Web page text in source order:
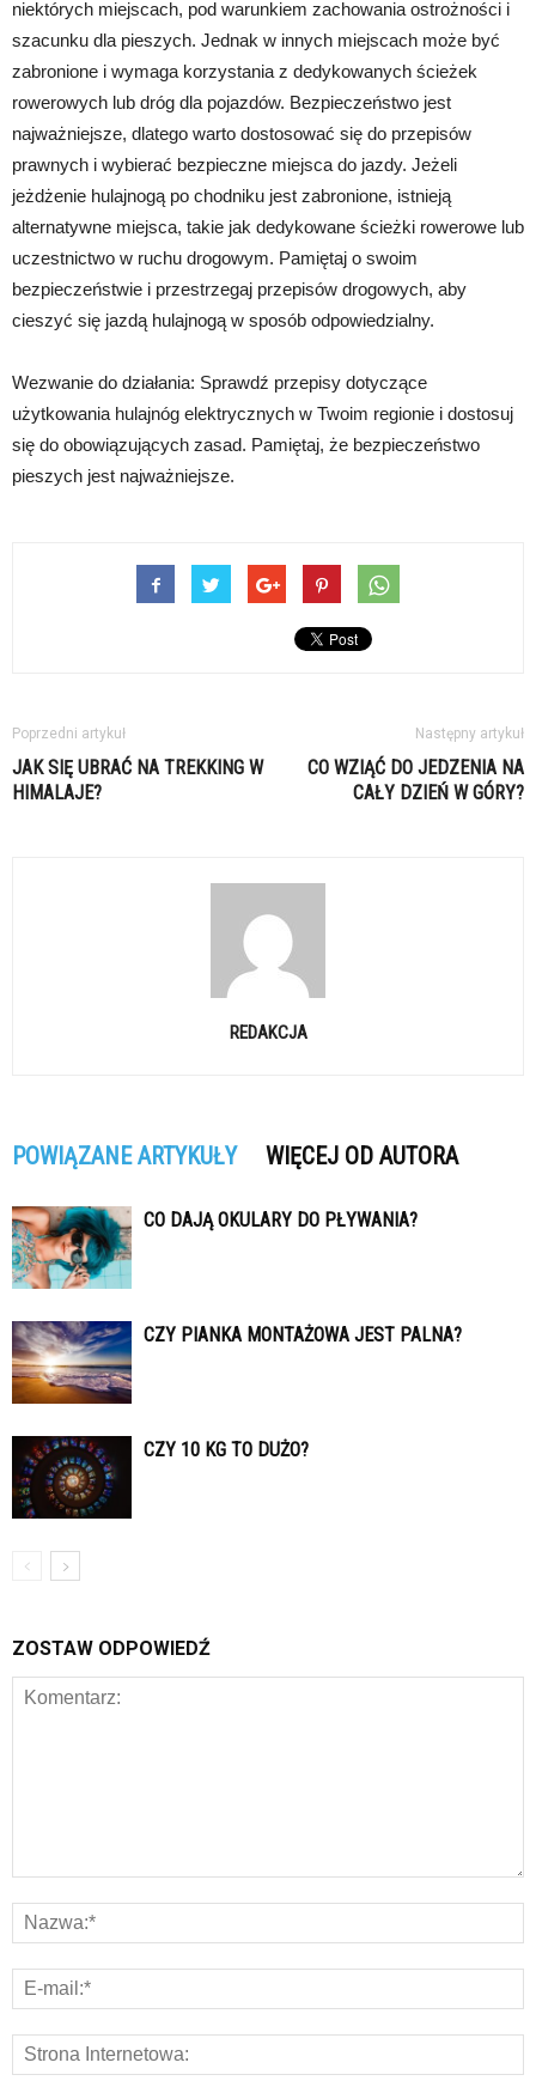
niektórych miejscach, pod warunkiem zachowania ostrożności i
szacunku dla pieszych. Jednak w innych miejscach może być
zabronione i wymaga korzystania z dedykowanych ścieżek
rowerowych lub dróg dla pojazdów. Bezpieczeństwo jest
najważniejsze, dlatego warto dostosować się do przepisów
prawnych i wybierać bezpieczne miejsca do jazdy. Jeżeli
jeżdżenie hulajnogą po chodniku jest zabronione, istnieją
alternatywne miejsca, takie jak dedykowane ścieżki rowerowe lub
uczestnictwo w ruchu drogowym. Pamiętaj o swoim
bezpieczeństwie i przestrzegaj przepisów drogowych, aby
cieszyć się jazdą hulajnogą w sposób odpowiedzialny.
Wezwanie do działania: Sprawdź przepisy dotyczące
użytkowania hulajnóg elektrycznych w Twoim regionie i dostosuj
się do obowiązujących zasad. Pamiętaj, że bezpieczeństwo
pieszych jest najważniejsze.
Poprzedni artykuł
JAK SIĘ UBRAĆ NA TREKKING W
HIMALAJE?
Następny artykuł
CO WZIĄĆ DO JEDZENIA NA
CAŁY DZIEŃ W GÓRY?
REDAKCJA
POWIĄZANE ARTYKUŁY WIĘCEJ OD AUTORA
CO DAJĄ OKULARY DO PŁYWANIA?
CZY PIANKA MONTAŻOWA JEST PALNA?
CZY 10 KG TO DUŻO?
ZOSTAW ODPOWIEDŹ